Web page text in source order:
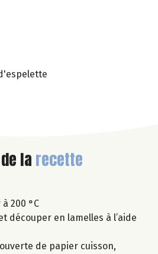
de la recette
200 °C
découper en lamelles à l’aide
de papier cuisson,